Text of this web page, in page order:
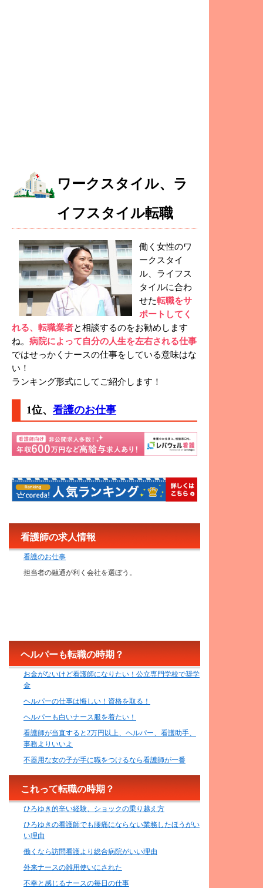
ワークスタイル、ラ
イフスタイル転職
働く女性のワ
ークスタイ
ル、ライフス
タイルに合わ
せた転職をサ
ポートしてく
れる、転職業者と相談するのをお勧めします
ね。 病院によって自分の人生を左右される仕事
ではせっかくナースの仕事をしている意味はな
い！
ランキング形式にしてご紹介します！
1位、 看護のお仕事
看護師の求人情報
看護のお仕事
担当者の融通が利く会社を選ぼう。
ヘルパーも転職の時期？
お金がないけど看護師になりたい！公立専門学校で奨学
金
ヘルパーの仕事は悔しい！資格を取る！
ヘルパーも白いナース服を着たい！
看護師が当直すると2万円以上、ヘルパー、看護助手、
事務よりいいよ
不器用な女の子が手に職をつけるなら看護師が一番
これって転職の時期？
ひろゆき的辛い経験、ショックの乗り越え方
ひろゆきの看護師でも腰痛にならない業務したほうがい
い理由
働くなら訪問看護より総合病院がいい理由
外来ナースの雑用使いにされた
不幸と感じるナースの毎日の仕事